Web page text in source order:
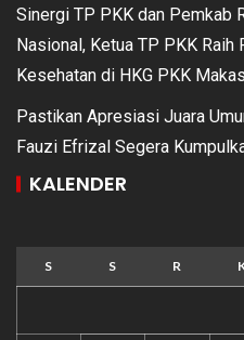
Sinergi TP PKK dan Pemkab
Nasional, Ketua TP PKK Raih
Kesehatan di HKG PKK
Pastikan Apresiasi Juara
Fauzi Efrizal Segera
KALENDER
S S R